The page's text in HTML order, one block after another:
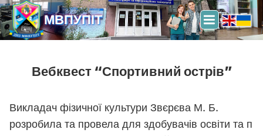
МВПУПІТ
Вебквест “Спортивний острів”
Викладач фізичної культури Звєрєва М. Б.
розробила та провела для здобувачів освіти та п